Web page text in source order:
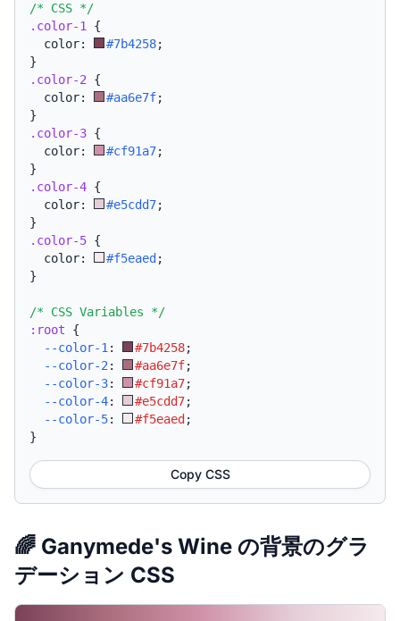
/* CSS */
.color-1
{
  color:
#7b4258;
}
.color-2 {
  color:
#aa6e7f;
}
.color-3 {
  color:
#cf91a7;
}
.color-4 {
  color:
#e5cdd7;
}
.color-5 {
  color:
#f5eaed ;
}
/* CSS Variables */
:root {
--color-1 : #7b4258;
--color-2 : #aa6e7f;
--color-3: #cf91a7;
--color-4: #e5cdd7;
--color-5: #f5eaed ;
}
Copy CSS
🌈 Ganymede's Wine の背景のグラ
デーション CSS